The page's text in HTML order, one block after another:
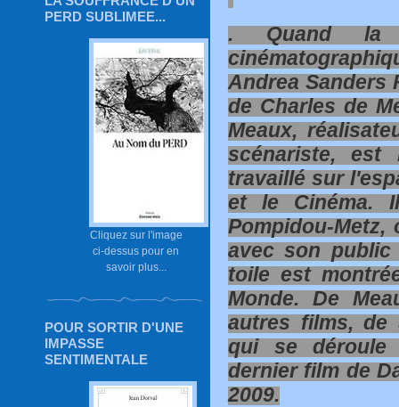
PERD SUBLIMEE...
Cliquez sur l'image
ci-dessus pour en
savoir plus...
POUR SORTIR D'UNE
IMPASSE
SENTIMENTALE
. Quand la
Andrea Sanders
de Charles de
Meaux,
scénariste, est
travaillé sur
et le Cinéma.
Pompidou-
avec son public
toile est
Monde. De
autres films, de
qui se déroule
dernier film de
2009.